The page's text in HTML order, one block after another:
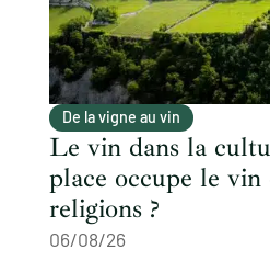
De la vigne au vin
Le vin dans la
place occupe le vin
religions ?
06/08/26